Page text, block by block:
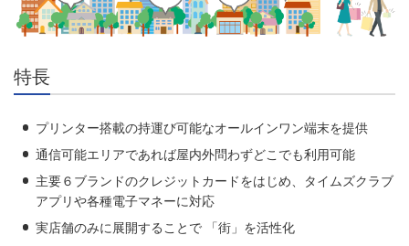
特長
プリンター搭載の持運び可能なオールインワン端末を提供
通信可能エリアであれば屋内外問わずどこでも利用可能
主要６ブランドのクレジットカードをはじめ、タイムズクラブ
アプリや各種電子マネーに対応
実店舗のみに展開することで 「街」を活性化